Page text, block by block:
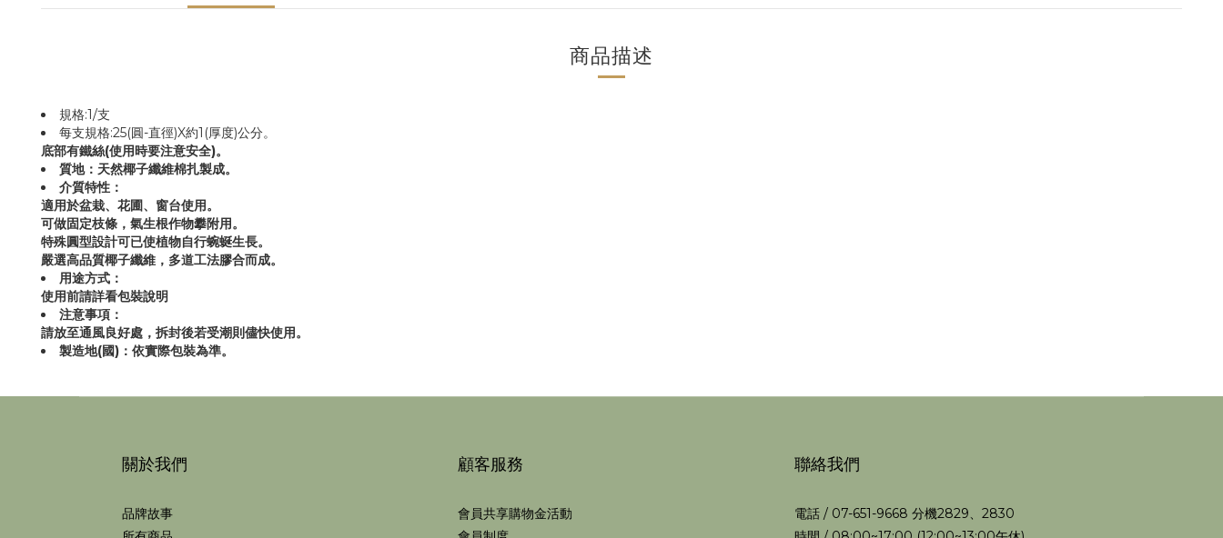
商品描述
規格:1/支
每支規格:25(圓-直徑)X約1(厚度)公分。
底部有鐵絲(使用時要注意安全)。
質地：天然椰子纖維棉扎製成。
介質特性：
適用於盆栽、花圃、窗台使用。
可做固定枝條，氣生根作物攀附用。
特殊圓型設計可已使植物自行蜿蜒生長。
嚴選高品質椰子纖維，多道工法膠合而成。
用途方式：
使用前請詳看包裝說明
注意事項：
請放至通風良好處，拆封後若受潮則儘快使用。
製造地(國)：依實際包裝為準。
關於我們
品牌故事
顧客服務
會員共享購物金活動
聯絡我們
電話 / 07-651-9668 分機2829、2830